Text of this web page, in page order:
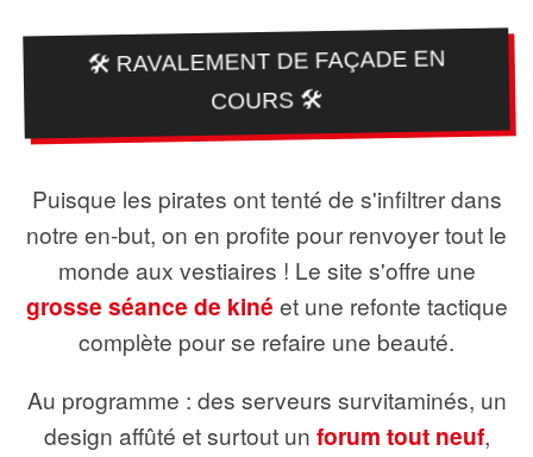
🛠️ RAVALEMENT DE FAÇADE EN
COURS 🛠️
Puisque les pirates ont tenté de s'infiltrer dans
notre en-but, on en profite pour renvoyer tout le
monde aux vestiaires ! Le site s'offre une
grosse séance de kiné et une refonte tactique
complète pour se refaire une beauté.
Au programme : des serveurs survitaminés, un
design affûté et surtout un forum tout neuf,